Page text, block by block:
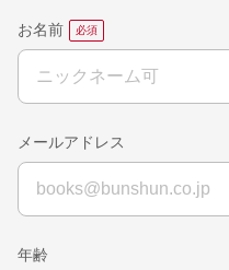
お名前
メールアドレス
年齢